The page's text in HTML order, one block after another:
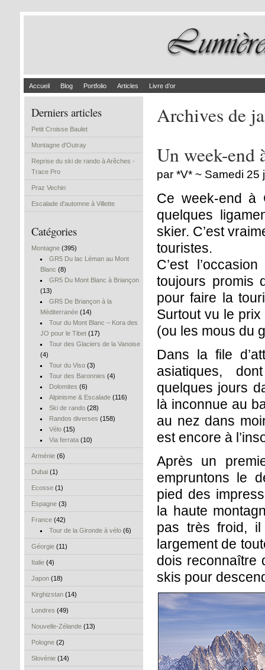
Accueil Blog Portfolio Articles Livre d’or
Derniers articles
Petit Croisse Baulet
Montagne d'Outray
Reprise du ski de rando à Arêches -
Trace Pro
Praz Vechin
Escalade d'automne à Villette
Catégories
Montagne (395)
GR5 Du lac Léman au Mont
Blanc (8)
GR5 Du Mont Blanc à Briançon
(13)
GR5 De Briançon à la
Méditerranée (14)
Tour du Mont Blanc – Kora des
JO pour le Tibet (17)
Tour des Glaciers de la Vanoise
(4)
Tour du Viso(3)
Tour des Baronnies (4)
Dolomites (6)
Alpinisme & Escalade(116)
Ski de rando(28)
Randos diverses (158)
Vélo(15)
Via ferrata(10)
Arménie (6)
Dubai (1)
Ecosse (1)
Espagne (3)
France (42)
Tour de la Gironde à vélo(6)
Géorgie (11)
Italie (4)
Japon (18)
Kirghizstan (14)
Londres (49)
Nouvelle-Zélande (13)
Pologne (2)
Slovénie (14)
Archives de
Un week-end
par *V* ~ Samedi 25
Ce week-end à
quelques
skier. C’est
touristes.
C’est
toujours promis
pour faire la
Surtout vu le
(ou les mous du
Dans la file
asiatiques,
quelques jours
là inconnue au
au nez dans
est encore à
Après un
empruntons le
pied des
la haute
pas très froid,
largement de
dois reconnaître
skis pour